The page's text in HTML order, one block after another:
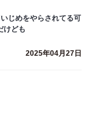
じめをやらされてる可
けども
2025年04月27日